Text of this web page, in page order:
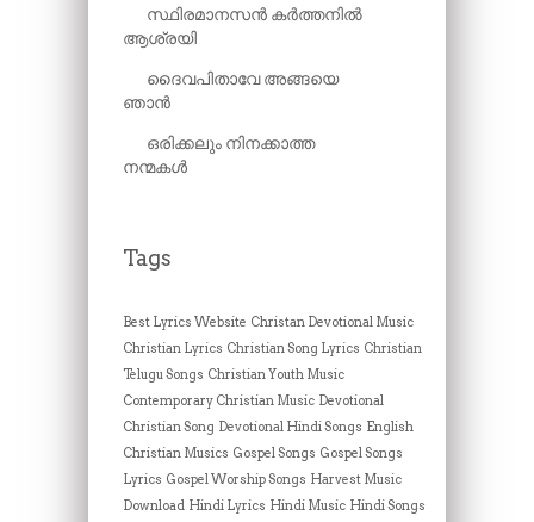
സ്ഥിരമാനസൻ കർത്തനിൽ
ആശ്രയി
ദൈവപിതാവേ അങ്ങയെ
ഞാൻ
ഒരിക്കലും നിനക്കാത്ത
നന്മകൾ
Tags
Best Lyrics Website Christan Devotional Music
Christian Lyrics Christian Song Lyrics Christian
Telugu Songs Christian Youth Music
Contemporary Christian Music Devotional
Christian Song Devotional Hindi Songs English
Christian Musics Gospel Songs Gospel Songs
Lyrics Gospel Worship Songs Harvest Music
Download Hindi Lyrics Hindi Music Hindi Songs